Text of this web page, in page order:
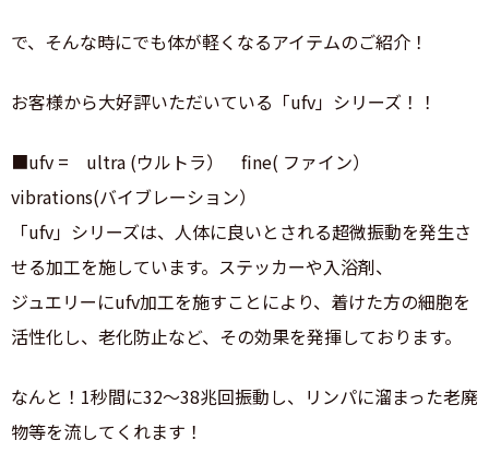
で、そんな時にでも体が軽くなるアイテムのご紹介！
お客様から大好評いただいている「ufv」シリーズ！！
■ufv = ultra (ウルトラ） fine( ファイン）
vibrations(バイブレーション）
「ufv」シリーズは、人体に良いとされる超微振動を発生さ
せる加工を施しています。ステッカーや入浴剤、
ジュエリーにufv加工を施すことにより、着けた方の細胞を
活性化し、老化防止など、その効果を発揮しております。
なんと！1秒間に32〜38兆回振動し、リンパに溜まった老廃
物等を流してくれます！